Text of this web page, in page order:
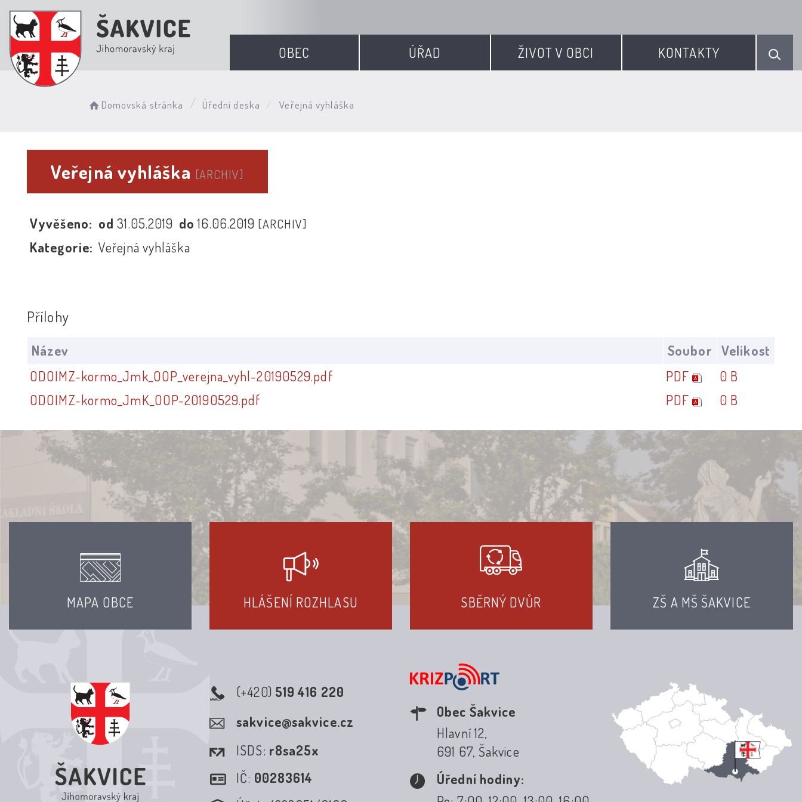
OBEC ÚŘAD ŽIVOT V OBCI KONTAKTY
Domovská stránka Úřední deska Veřejná vyhláška
Veřejná vyhláška [ARCHIV]
Vyvěšeno: od31.05.2019 do16.06.2019 [ARCHIV]
Kategorie: Veřejná vyhláška
Přílohy
Název Soubor
Velikost
ODOIMZ-kormo_Jmk_OOP_verejna_vyhl-20190529.pdf
PDF
0 B
ODOIMZ-kormo_JmK_OOP-20190529.pdf
PDF 0 B
MAPA OBCE HLÁŠENÍ ROZHLASU SBĚRNÝ DVŮR ZŠ A MŠ ŠAKVICE
(+420) 519 416 220
sakvice@sakvice.cz
ISDS: r8sa25x
IČ: 00283614
Obec Šakvice
Hlavní 12,
691 67, Šakvice
Úřední hodiny: